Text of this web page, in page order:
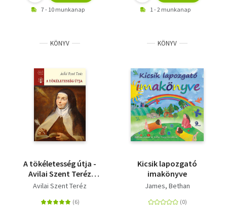
7 - 10 munkanap 1 - 2 munkanap
KÖNYV
A tökéletesség útja -
Avilai Szent Teréz
Összes Művei III.
Avilai Szent Teréz
KÖNYV
Kicsik lapozgató
imakönyve
James, Bethan